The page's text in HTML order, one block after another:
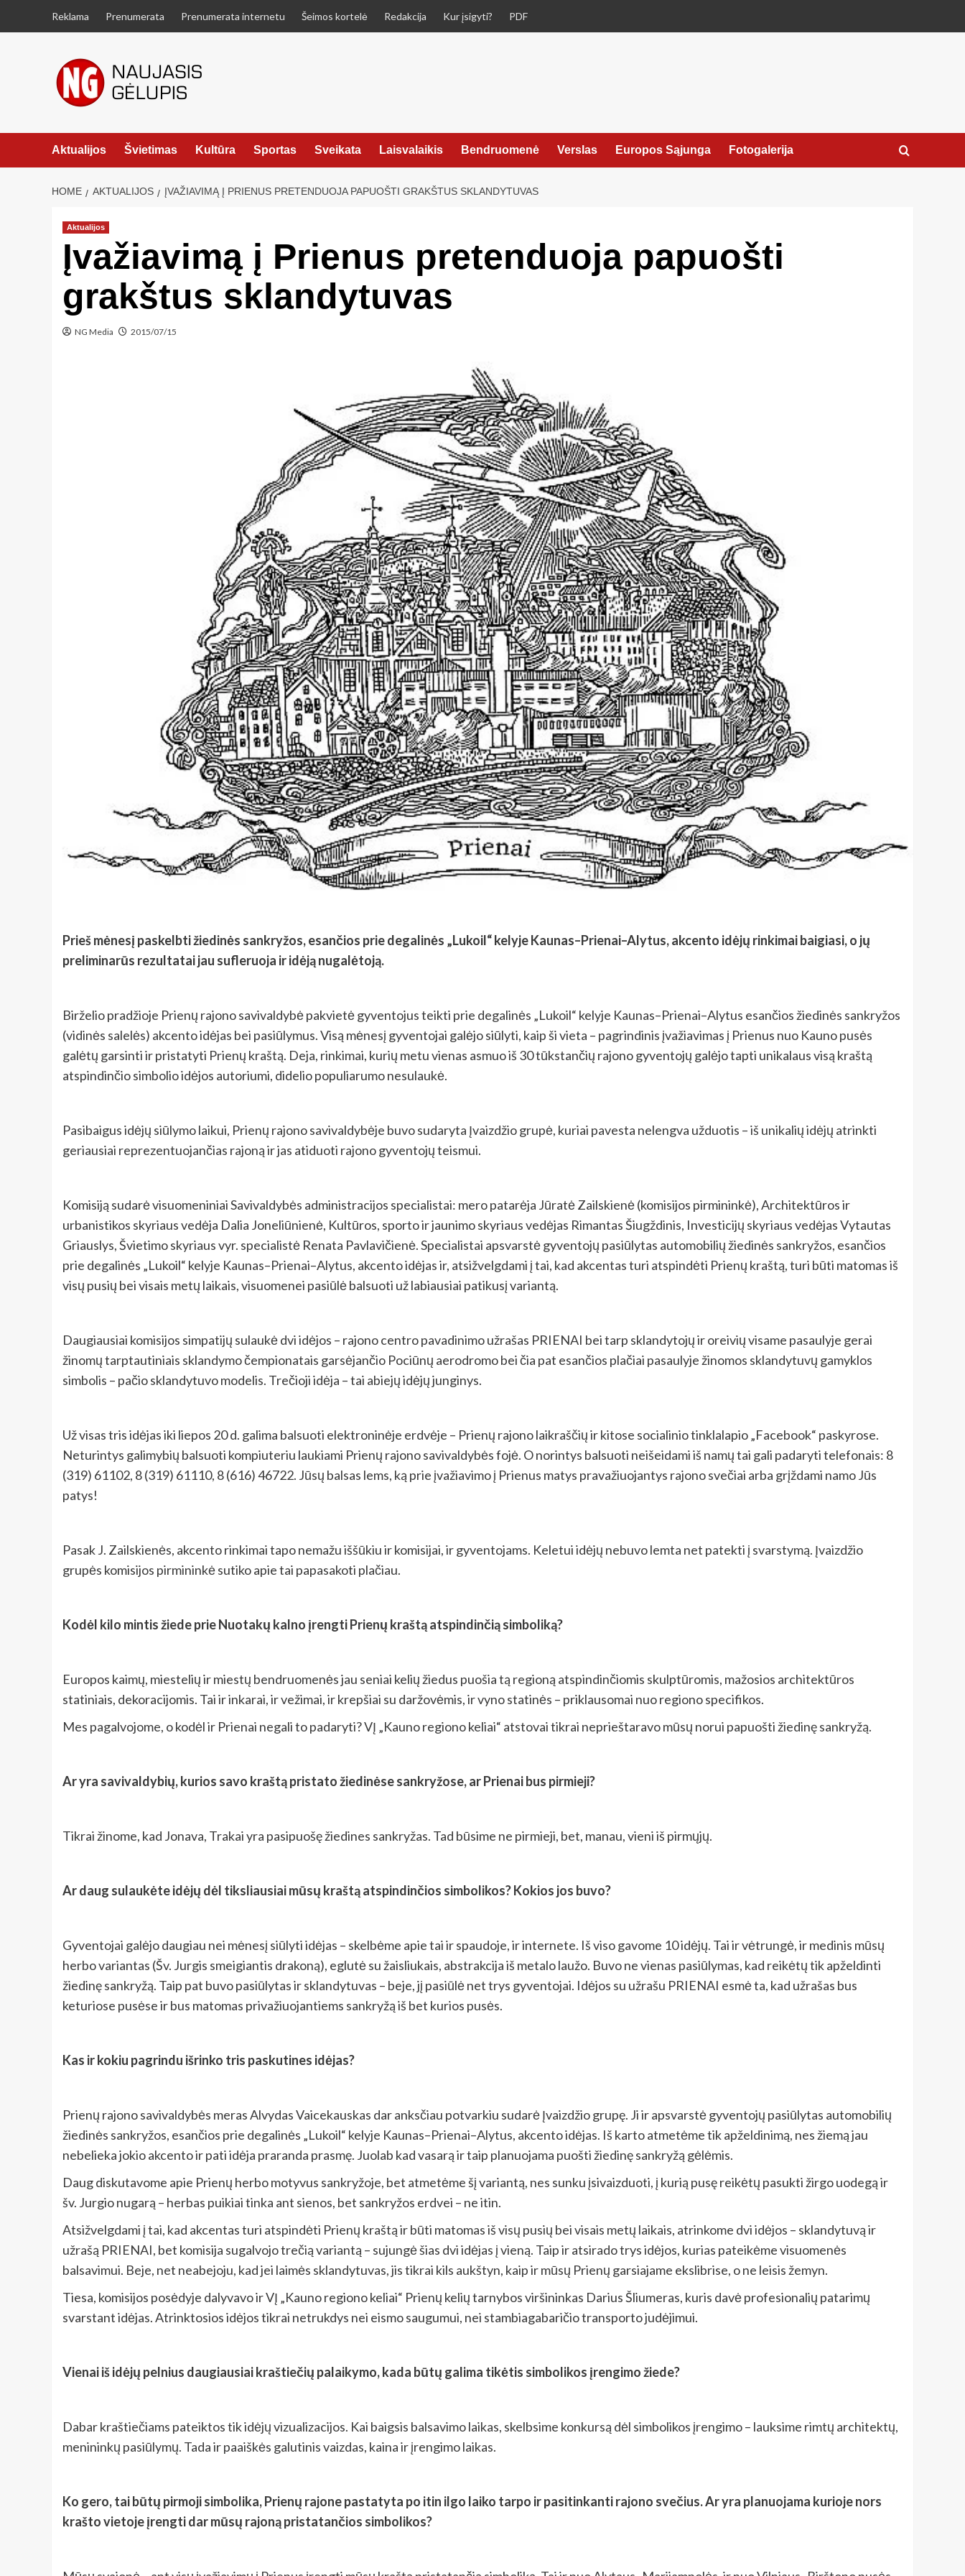
Reklama Prenumerata Prenumerata internetu Šeimos kortelė Redakcija Kur įsigyti? PDF
Aktualijos Švietimas Kultūra Sportas Sveikata Laisvalaikis Bendruomenė Verslas Europos Sąjunga Fotogalerija
HOME AKTUALIJOS ĮVAŽIAVIMĄ Į PRIENUS PRETENDUOJA PAPUOŠTI GRAKŠTUS SKLANDYTUVAS
Aktualijos
Įvažiavimą į Prienus pretenduoja papuošti
grakštus sklandytuvas
NG Media 2015/07/15
Prieš mėnesį paskelbti žiedinės sankryžos, esančios prie degalinės „Lukoil“ kelyje Kaunas–Prienai–Alytus, akcento idėjų rinkimai baigiasi, o jų
preliminarūs rezultatai jau sufleruoja ir idėją nugalėtoją.
Birželio pradžioje Prienų rajono savivaldybė pakvietė gyventojus teikti prie degalinės „Lukoil“ kelyje Kaunas–Prienai–Alytus esančios žiedinės sankryžos
(vidinės salelės) akcento idėjas bei pasiūlymus. Visą mėnesį gyventojai galėjo siūlyti, kaip ši vieta – pagrindinis įvažiavimas į Prienus nuo Kauno pusės
galėtų garsinti ir pristatyti Prienų kraštą. Deja, rinkimai, kurių metu vienas asmuo iš 30 tūkstančių rajono gyventojų galėjo tapti unikalaus visą kraštą
atspindinčio simbolio idėjos autoriumi, didelio populiarumo nesulaukė.
Pasibaigus idėjų siūlymo laikui, Prienų rajono savivaldybėje buvo sudaryta Įvaizdžio grupė, kuriai pavesta nelengva užduotis – iš unikalių idėjų atrinkti
geriausiai reprezentuojančias rajoną ir jas atiduoti rajono gyventojų teismui.
Komisiją sudarė visuomeniniai Savivaldybės administracijos specialistai: mero patarėja Jūratė Zailskienė (komisijos pirmininkė), Architektūros ir
urbanistikos skyriaus vedėja Dalia Joneliūnienė, Kultūros, sporto ir jaunimo skyriaus vedėjas Rimantas Šiugždinis, Investicijų skyriaus vedėjas Vytautas
Griauslys, Švietimo skyriaus vyr. specialistė Renata Pavlavičienė. Specialistai apsvarstė gyventojų pasiūlytas automobilių žiedinės sankryžos, esančios
prie degalinės „Lukoil“ kelyje Kaunas–Prienai–Alytus, akcento idėjas ir, atsižvelgdami į tai, kad akcentas turi atspindėti Prienų kraštą, turi būti matomas iš
visų pusių bei visais metų laikais, visuomenei pasiūlė balsuoti už labiausiai patikusį variantą.
Daugiausiai komisijos simpatijų sulaukė dvi idėjos – rajono centro pavadinimo užrašas PRIENAI bei tarp sklandytojų ir oreivių visame pasaulyje gerai
žinomų tarptautiniais sklandymo čempionatais garsėjančio Pociūnų aerodromo bei čia pat esančios plačiai pasaulyje žinomos sklandytuvų gamyklos
simbolis – pačio sklandytuvo modelis. Trečioji idėja – tai abiejų idėjų junginys.
Už visas tris idėjas iki liepos 20 d. galima balsuoti elektroninėje erdvėje – Prienų rajono laikraščių ir kitose socialinio tinklalapio „Facebook“ paskyrose.
Neturintys galimybių balsuoti kompiuteriu laukiami Prienų rajono savivaldybės fojė. O norintys balsuoti neišeidami iš namų tai gali padaryti telefonais: 8
(319) 61102, 8 (319) 61110, 8 (616) 46722. Jūsų balsas lems, ką prie įvažiavimo į Prienus matys pravažiuojantys rajono svečiai arba grįždami namo Jūs
patys!
Pasak J. Zailskienės, akcento rinkimai tapo nemažu iššūkiu ir komisijai, ir gyventojams. Keletui idėjų nebuvo lemta net patekti į svarstymą. Įvaizdžio
grupės komisijos pirmininkė sutiko apie tai papasakoti plačiau.
Kodėl kilo mintis žiede prie Nuotakų kalno įrengti Prienų kraštą atspindinčią simboliką?
Europos kaimų, miestelių ir miestų bendruomenės jau seniai kelių žiedus puošia tą regioną atspindinčiomis skulptūromis, mažosios architektūros
statiniais, dekoracijomis. Tai ir inkarai, ir vežimai, ir krepšiai su daržovėmis, ir vyno statinės – priklausomai nuo regiono specifikos.
Mes pagalvojome, o kodėl ir Prienai negali to padaryti? VĮ „Kauno regiono keliai“ atstovai tikrai neprieštaravo mūsų norui papuošti žiedinę sankryžą.
Ar yra savivaldybių, kurios savo kraštą pristato žiedinėse sankryžose, ar Prienai bus pirmieji?
Tikrai žinome, kad Jonava, Trakai yra pasipuošę žiedines sankryžas. Tad būsime ne pirmieji, bet, manau, vieni iš pirmųjų.
Ar daug sulaukėte idėjų dėl tiksliausiai mūsų kraštą atspindinčios simbolikos? Kokios jos buvo?
Gyventojai galėjo daugiau nei mėnesį siūlyti idėjas – skelbėme apie tai ir spaudoje, ir internete. Iš viso gavome 10 idėjų. Tai ir vėtrungė, ir medinis mūsų
herbo variantas (Šv. Jurgis smeigiantis drakoną), eglutė su žaisliukais, abstrakcija iš metalo laužo. Buvo ne vienas pasiūlymas, kad reikėtų tik apželdinti
žiedinę sankryžą. Taip pat buvo pasiūlytas ir sklandytuvas – beje, jį pasiūlė net trys gyventojai. Idėjos su užrašu PRIENAI esmė ta, kad užrašas bus
keturiose pusėse ir bus matomas privažiuojantiems sankryžą iš bet kurios pusės.
Kas ir kokiu pagrindu išrinko tris paskutines idėjas?
Prienų rajono savivaldybės meras Alvydas Vaicekauskas dar anksčiau potvarkiu sudarė Įvaizdžio grupę. Ji ir apsvarstė gyventojų pasiūlytas automobilių
žiedinės sankryžos, esančios prie degalinės „Lukoil“ kelyje Kaunas–Prienai–Alytus, akcento idėjas. Iš karto atmetėme tik apželdinimą, nes žiemą jau
nebelieka jokio akcento ir pati idėja praranda prasmę. Juolab kad vasarą ir taip planuojama puošti žiedinę sankryžą gėlėmis.
Daug diskutavome apie Prienų herbo motyvus sankryžoje, bet atmetėme šį variantą, nes sunku įsivaizduoti, į kurią pusę reikėtų pasukti žirgo uodegą ir
šv. Jurgio nugarą – herbas puikiai tinka ant sienos, bet sankryžos erdvei – ne itin.
Atsižvelgdami į tai, kad akcentas turi atspindėti Prienų kraštą ir būti matomas iš visų pusių bei visais metų laikais, atrinkome dvi idėjos – sklandytuvą ir
užrašą PRIENAI, bet komisija sugalvojo trečią variantą – sujungė šias dvi idėjas į vieną. Taip ir atsirado trys idėjos, kurias pateikėme visuomenės
balsavimui. Beje, net neabejoju, kad jei laimės sklandytuvas, jis tikrai kils aukštyn, kaip ir mūsų Prienų garsiajame ekslibrise, o ne leisis žemyn.
Tiesa, komisijos posėdyje dalyvavo ir VĮ „Kauno regiono keliai“ Prienų kelių tarnybos viršininkas Darius Šliumeras, kuris davė profesionalių patarimų
svarstant idėjas. Atrinktosios idėjos tikrai netrukdys nei eismo saugumui, nei stambiagabaričio transporto judėjimui.
Vienai iš idėjų pelnius daugiausiai kraštiečių palaikymo, kada būtų galima tikėtis simbolikos įrengimo žiede?
Dabar kraštiečiams pateiktos tik idėjų vizualizacijos. Kai baigsis balsavimo laikas, skelbsime konkursą dėl simbolikos įrengimo – lauksime rimtų architektų,
menininkų pasiūlymų. Tada ir paaiškės galutinis vaizdas, kaina ir įrengimo laikas.
Ko gero, tai būtų pirmoji simbolika, Prienų rajone pastatyta po itin ilgo laiko tarpo ir pasitinkanti rajono svečius. Ar yra planuojama kurioje nors
krašto vietoje įrengti dar mūsų rajoną pristatančios simbolikos?